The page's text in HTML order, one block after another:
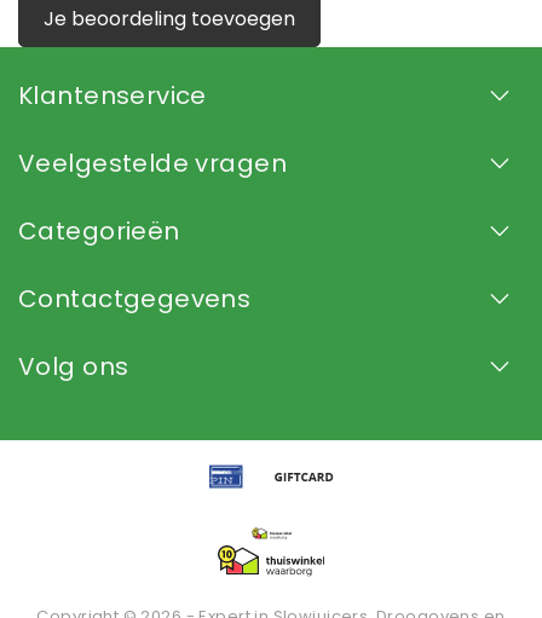
Je beoordeling toevoegen
Klantenservice
Veelgestelde vragen
Categorieën
Contactgegevens
Volg ons